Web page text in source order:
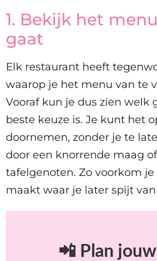
1. Bekijk het
gaat
Elk restaurant heeft
waarop je het menu van te
Vooraf kun je dus zien welk
beste keuze is. Je kunt het
doornemen, zonder je te
door een knorrende maag
tafelgenoten. Zo voorkom
maakt waar je later spijt
📲 Plan